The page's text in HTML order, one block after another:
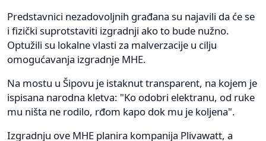
Predstavnici nezadovoljnih građana su najavili da će se
i fizički suprotstaviti izgradnji ako to bude nužno.
Optužili su lokalne vlasti za malverzacije u cilju
omogućavanja izgradnje MHE.
Na mostu u Šipovu je istaknut transparent, na kojem je
ispisana narodna kletva: "Ko odobri elektranu, od ruke
mu ništa ne rodilo, rđom kapo dok mu je koljena".
Izgradnju ove MHE planira kompanija Plivawatt, a